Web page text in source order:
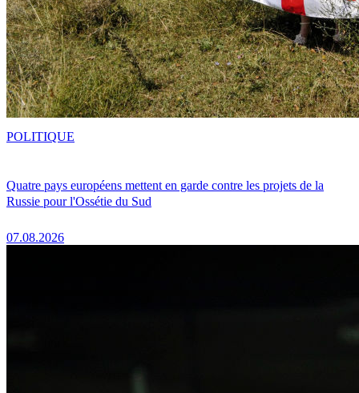
Quatre pays européens mettent en garde contre les projets de la
Russie pour l'Ossétie du Sud
07.08.2026
POLITIQUE